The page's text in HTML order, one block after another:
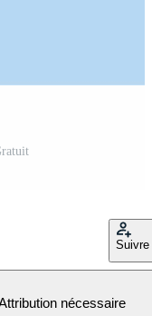
Suivre
nécessaire